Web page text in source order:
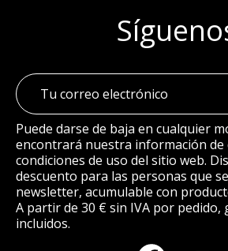
Puede darse de baja en cualquier
encontrará nuestra información de
condiciones de uso del sitio web.
descuento para las personas que
newsletter, acumulable con
A partir de 30 € sin IVA por pedido,
incluidos.